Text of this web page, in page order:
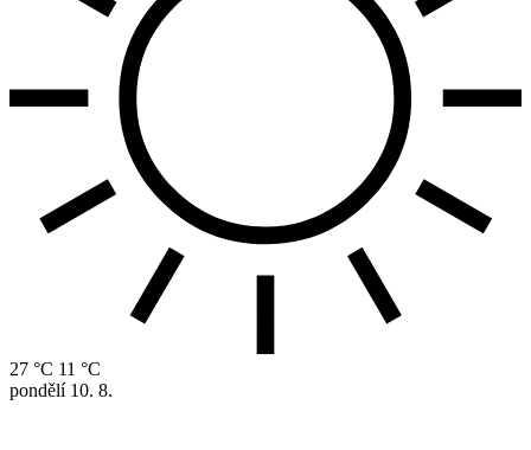
27 °C 11 °C
pondělí 10. 8.